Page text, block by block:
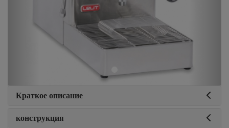
Краткое описание
конструкция